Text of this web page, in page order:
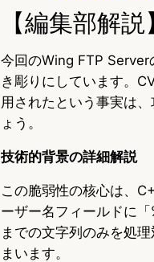
【編集部解説】
今回のWing FTP Server
き彫りにしています。
用されたという事実は
ょう。
技術的背景の詳細解説
この脆弱性の核心は、
ーザー名フィールドに
までの文字列のみを処
まいます。